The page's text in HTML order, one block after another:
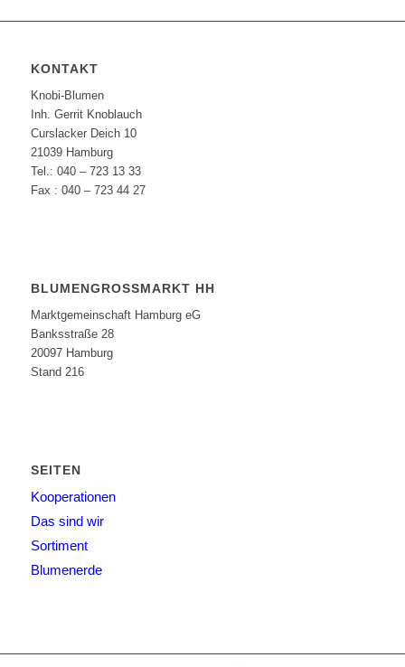
KONTAKT
Knobi-Blumen
Inh. Gerrit Knoblauch
Curslacker Deich 10
21039 Hamburg
Tel.: 040 – 723 13 33
Fax : 040 – 723 44 27
BLUMENGROSSMARKT HH
Marktgemeinschaft Hamburg eG
Banksstraße 28
20097 Hamburg
Stand 216
SEITEN
Kooperationen
Das sind wir
Sortiment
Blumenerde